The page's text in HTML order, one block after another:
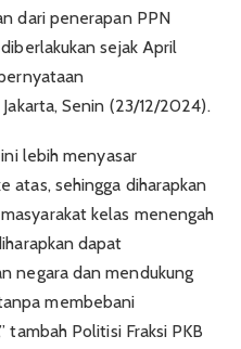
dari penerapan PPN
sejak April
Senin (23/12/2024).
lebih menyasar
atas, sehingga diharapkan
kelas menengah
dapat
negara dan mendukung
membebani
tambah Politisi Fraksi PKB